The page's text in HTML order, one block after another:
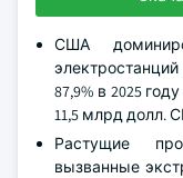
США
87,9% в 2025
11,5 млрд долл.
Растущие
вызванные